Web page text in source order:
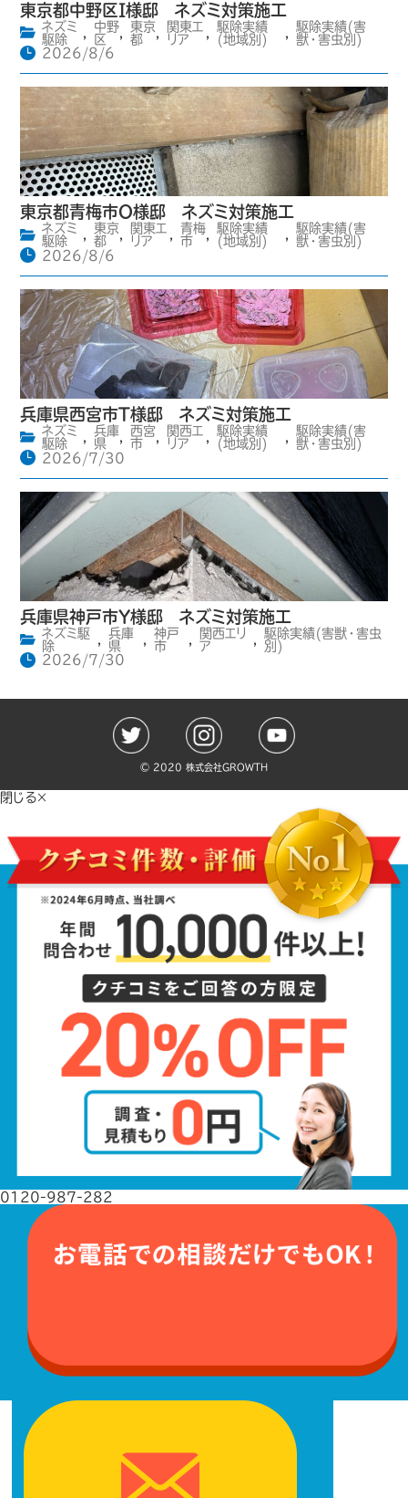
東京都中野区I様邸 ネズミ対策施工
ネズミ
駆除
中野
区
東京
都
関東エ
リア
駆除実績
(地域別)
駆除実績(害
獣・害虫別)
2026/8/6
東京都青梅市O様邸 ネズミ対策施工
ネズミ
駆除
,
東京
都
,
関東エ
リア
,
青梅
市
,
駆除実績
(地域別)
,
駆除実績(害
獣・害虫別)
2026/8/6
兵庫県西宮市T様邸 ネズミ対策施工
ネズミ
駆除
,
兵庫
県
,
西宮
市
,
関西エ
リア
,
駆除実績
(地域別)
,
駆除実績(害
獣・害虫別)
2026/7/30
兵庫県神戸市Y様邸 ネズミ対策施工
ネズミ駆
除
,
兵庫
県
,
神戸
市
,
関西エリ
ア
,
駆除実績(害獣・害虫
別)
2026/7/30
©️ 2020 株式会社GROWTH
閉じる×
0120-987-282